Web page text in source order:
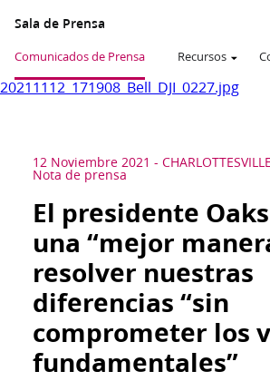
Sala de Prensa
Comunicados de Prensa Recursos
20211112_171908_Bell_DJI_0227.jpg
12 Noviembre 2021 -
Nota de prensa
El presidente
una “mejor
resolver nuestras
diferencias “sin
comprometer los
fundamentales”